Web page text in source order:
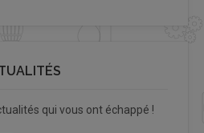
qui vous ont échappé !